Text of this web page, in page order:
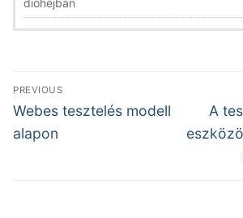
Bejegyzés
navigáció
PREVIOUS
Previous
post:
Webes tesztelés modell
alapon
Next
post:
A